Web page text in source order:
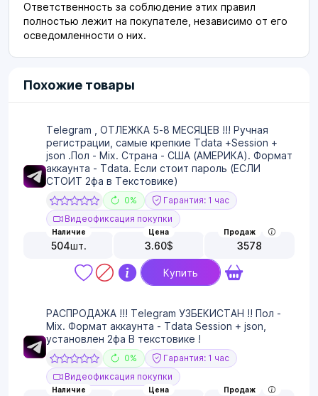
Ответственность за соблюдение этих правил
полностью лежит на покупателе, независимо от его
осведомленности о них.
Похожие товары
Telegram , ОТЛЕЖКА 5-8 МЕСЯЦЕВ !!! Ручная
регистрации, самые крепкие Tdata +Session +
json .Пол - Mix. Страна - США (АМЕРИКА). Формат
аккаунта - Tdata. Если стоит пароль (ЕСЛИ
СТОИТ 2фа в Текстовике)
0%
Гарантия: 1 час
Видеофиксация покупки
Наличие
504шт.
Цена
3.60$
Продаж
3578
Купить
РАСПРОДАЖА !!! Telegram УЗБЕКИСТАН !! Пол -
Mix. Формат аккаунта - Tdata Session + json,
установлен 2фа В текстовике !
0%
Гарантия: 1 час
Видеофиксация покупки
Наличие Цена Продаж